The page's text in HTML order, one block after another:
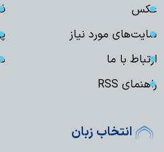
عکس
سایت‌های مورد نیاز
ارتباط با ما
راهنمای RSS
انتخاب زبان